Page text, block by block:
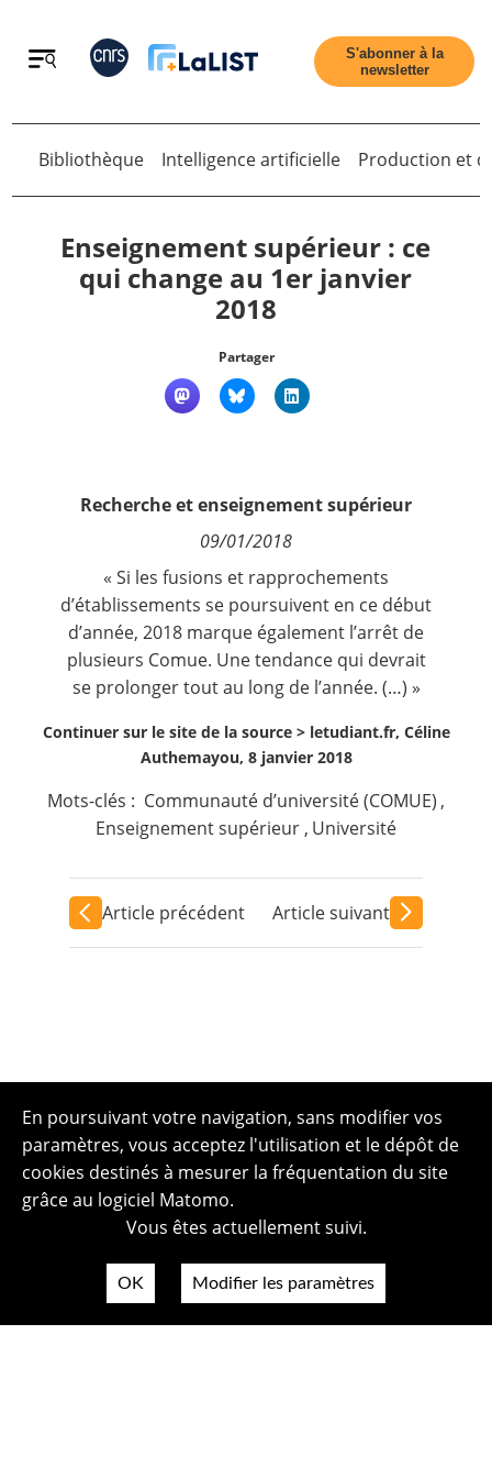
Retour
Contact
Nous suivre
S'abonner à la
newsletter
Bibliothèque
Intelligence artificielle Production et
Enseignement supérieur : ce
qui change au 1er janvier
2018
Partager
Recherche et enseignement supérieur
09/01/2018
« Si les fusions et rapprochements
d’établissements se poursuivent en ce début
d’année, 2018 marque également l’arrêt de
plusieurs Comue. Une tendance qui devrait
se prolonger tout au long de l’année. (…) »
Continuer sur le site de la source > letudiant.fr, Céline
Authemayou, 8 janvier 2018
Mots-clés : Communauté d’université (COMUE) ,
Enseignement supérieur , Université
Article précédent Article suivant
En poursuivant votre navigation, sans modifier vos
paramètres, vous acceptez l'utilisation et le dépôt de
cookies destinés à mesurer la fréquentation du site
grâce au logiciel Matomo.
Vous êtes actuellement suivi.
OK Modifier les paramètres